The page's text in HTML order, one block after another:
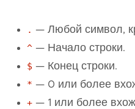
. — Любой символ,
^ — Начало строки.
$ — Конец строки.
* — 0 или более
+ — 1 или более